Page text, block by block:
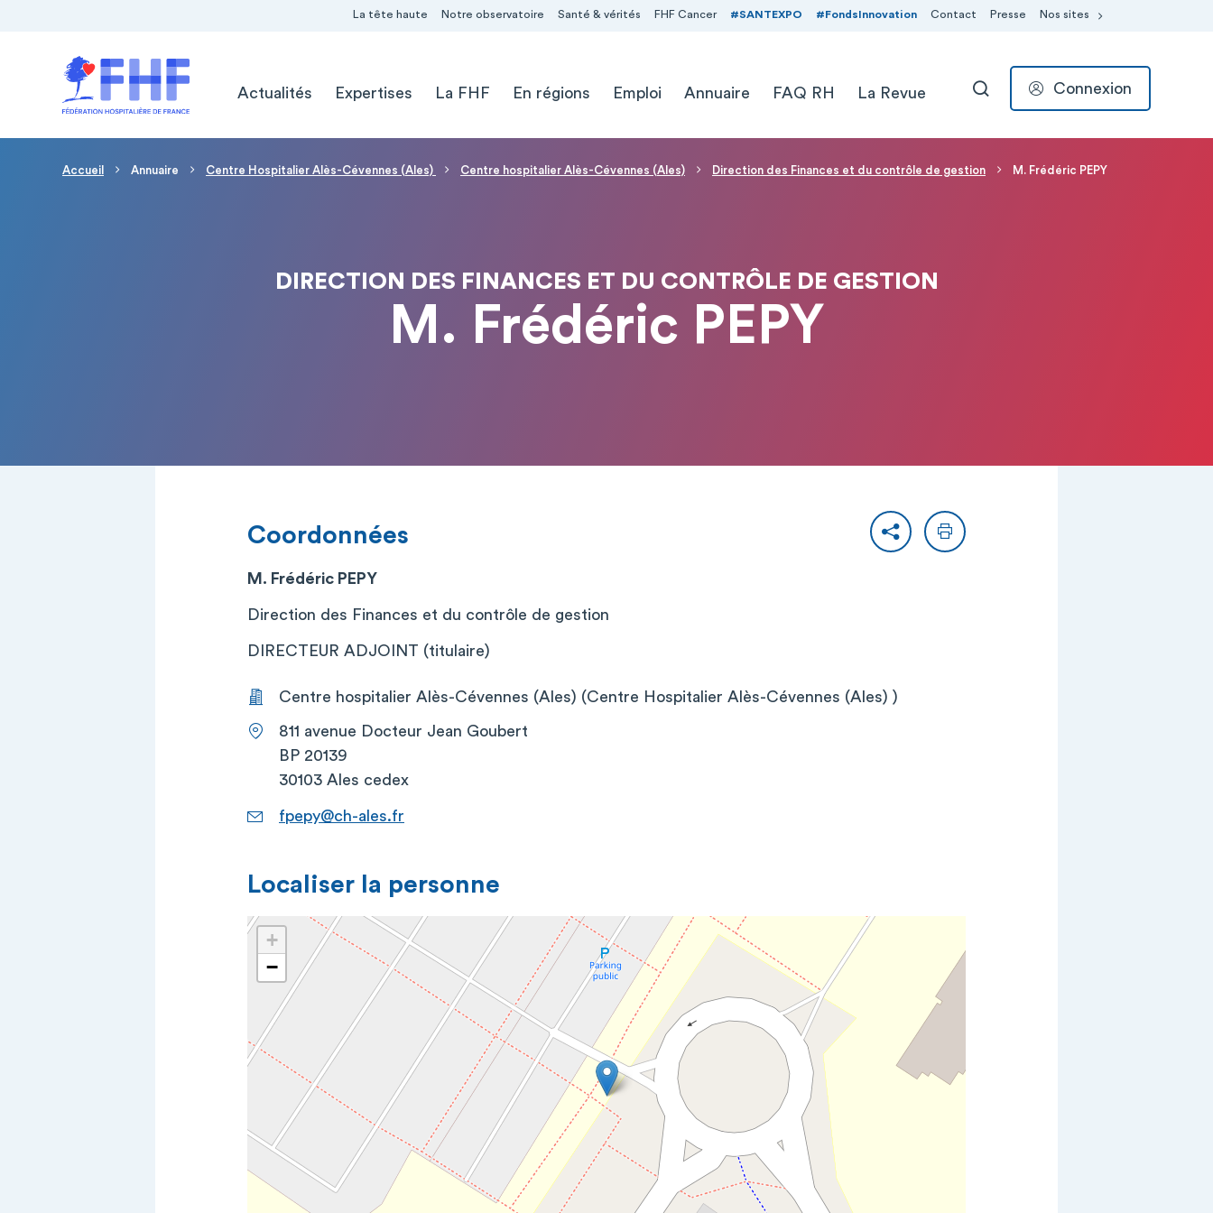
La tête haute Notre observatoire Santé & vérités FHF Cancer #SANTEXPO #FondsInnovation Contact Presse Nos sites
Actualités
Expertises La FHF En régions Emploi Annuaire FAQ RH La Revue RECHERCHER
Connexion
Fil d'Ariane
Accueil Annuaire Centre Hospitalier Alès-Cévennes (Ales) Centre hospitalier Alès-Cévennes (Ales) Direction des Finances et du contrôle de gestion M. Frédéric PEPY
DIRECTION DES FINANCES ET DU CONTRÔLE DE GESTION
M. Frédéric PEPY
PartagerImprimer
Coordonnées
M. Frédéric PEPY
Direction des Finances et du contrôle de gestion
DIRECTEUR ADJOINT (titulaire)
Centre hospitalier Alès-Cévennes (Ales) (Centre Hospitalier Alès-Cévennes (Ales) )
811 avenue Docteur Jean Goubert
BP 20139
30103 Ales cedex
fpepy@ch-ales.fr
Localiser la personne
+
−